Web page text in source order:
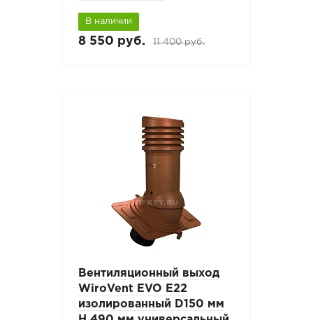
В наличии
8 550 руб. 11 400 руб.
Вентиляционный выход
WiroVent EVO E22
изолированный D150 мм